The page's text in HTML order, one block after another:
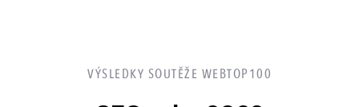
Firemní web
VÝSLEDKY SOUTĚŽE WEBTOP100